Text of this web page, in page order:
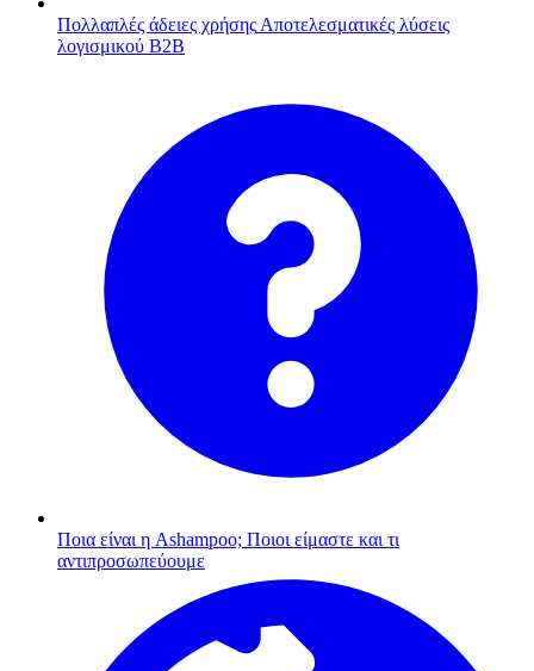
Πολλαπλές άδειες χρήσης Αποτελεσματικές λύσεις
λογισμικού B2B
Ποια είναι η Ashampoo; Ποιοι είμαστε και τι
αντιπροσωπεύουμε